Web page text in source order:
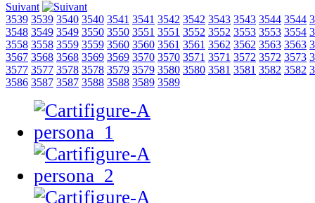
Suivant
3539 3539 3540 3540 3541 3541 3542 3542 3543 3543 3544 3544
3548 3549 3549 3550 3550 3551 3551 3552 3552 3553 3553 3554
3558 3558 3559 3559 3560 3560 3561 3561 3562 3562 3563 3563
3567 3568 3568 3569 3569 3570 3570 3571 3571 3572 3572 3573
3577 3577 3578 3578 3579 3579 3580 3580 3581 3581 3582 3582
3586 3587 3587 3588 3588 3589 3589